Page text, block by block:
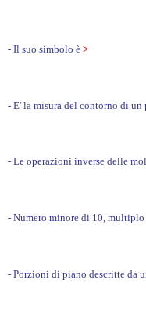
- Il suo simbolo è >
- E' la misura del contorno di
- Le operazioni inverse delle
- Numero minore di 10,
- Porzioni di piano descritte da